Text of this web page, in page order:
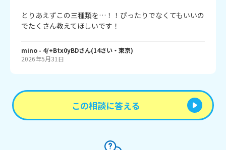
とりあえずこの三種類を…！！ぴったりでなくてもいいの
でたくさん教えてほしいです！
mino - 4/+Btx0yBDさん(14さい・ 東京)
2026年5月31日
この相談に答える